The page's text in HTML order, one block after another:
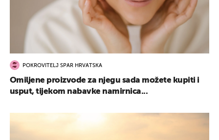
POKROVITELJ SPAR HRVATSKA
Omiljene proizvode za njegu sada možete kupiti i
usput, tijekom nabavke namirnica...